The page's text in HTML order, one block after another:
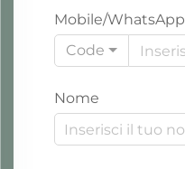
Mobile/WhatsApp
Code
Nome